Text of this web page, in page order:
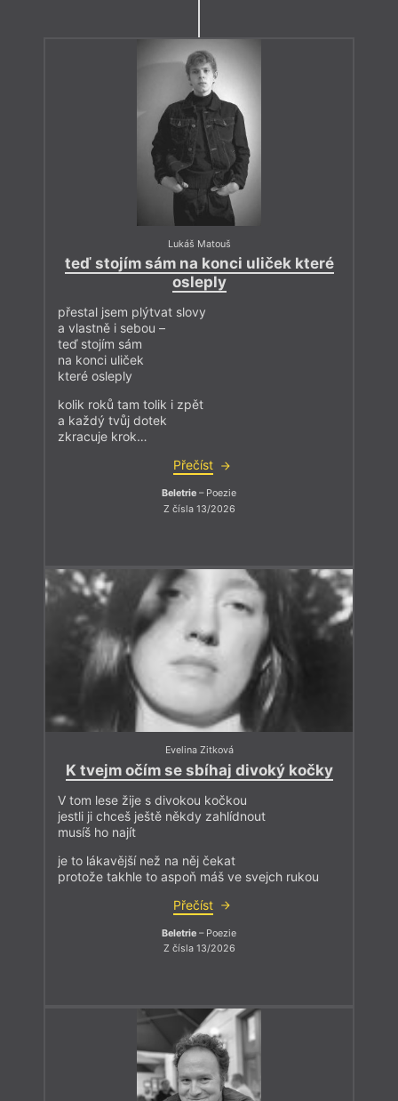
Lukáš Matouš
teď stojím sám na konci uliček které
osleply
přestal jsem plýtvat slovy
a vlastně i sebou –
teď stojím sám
na konci uliček
které osleply
kolik roků tam tolik i zpět
a každý tvůj dotek
zkracuje krok…
Přečíst
Beletrie – Poezie
Z čísla 13/2026
Evelina Zitková
K tvejm očím se sbíhaj divoký kočky
V tom lese žije s divokou kočkou
jestli ji chceš ještě někdy zahlídnout
musíš ho najít
je to lákavější než na něj čekat
protože takhle to aspoň máš ve svejch rukou
Přečíst
Beletrie – Poezie
Z čísla 13/2026